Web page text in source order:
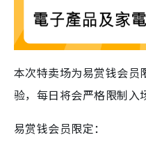
本次特卖场为易赏钱会员
验，每日将会严格限制入
易赏钱会员限定：